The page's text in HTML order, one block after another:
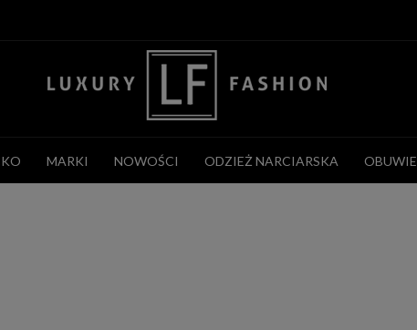
MARKI NOWOŚCI ODZIEŻ NARCIARSKA OBUWIE